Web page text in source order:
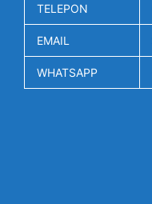
TELEPON
EMAIL
WHATSAPP